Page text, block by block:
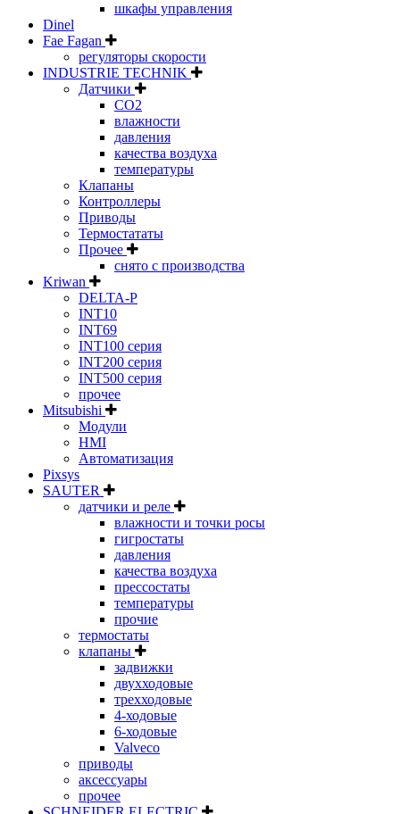
шкафы управления
Dinel
Fae Fagan
регуляторы скорости
INDUSTRIE TECHNIK
Датчики
CO2
влажности
давления
качества воздуха
температуры
Клапаны
Контроллеры
Приводы
Термостататы
Прочее
снято с производства
Kriwan
DELTA-P
INT10
INT69
INT100 серия
INT200 серия
INT500 серия
прочее
Mitsubishi
Модули
HMI
Автоматизация
Pixsys
SAUTER
датчики и реле
влажности и точки росы
гигростаты
давления
качества воздуха
прессостаты
температуры
прочие
термостаты
клапаны
задвижки
двухходовые
трехходовые
4-ходовые
6-ходовые
Valveco
приводы
аксессуары
прочее